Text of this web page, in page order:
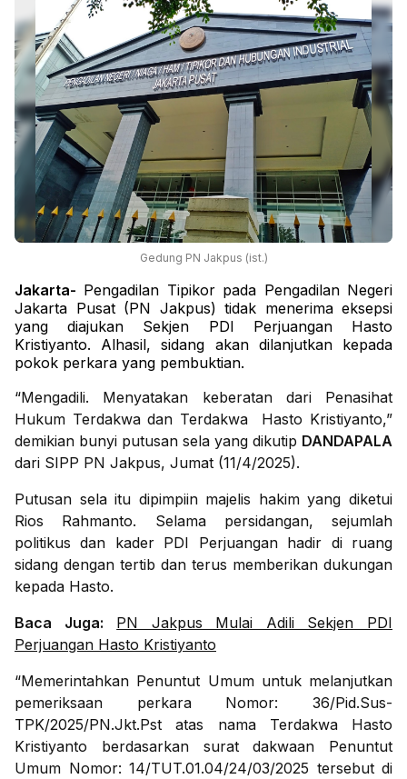
Gedung PN Jakpus (ist.)
Jakarta- Pengadilan Tipikor pada Pengadilan Negeri
Jakarta Pusat (PN Jakpus) tidak menerima eksepsi
yang diajukan Sekjen PDI Perjuangan Hasto
Kristiyanto. Alhasil, sidang akan dilanjutkan kepada
pokok perkara yang pembuktian.
“Mengadili. Menyatakan keberatan dari Penasihat
Hukum Terdakwa dan Terdakwa
Hasto Kristiyanto,”
demikian bunyi putusan sela yang dikutip DANDAPALA
dari SIPP PN Jakpus, Jumat (11/4/2025).
Putusan sela itu dipimpiin majelis hakim yang diketui
Rios Rahmanto. Selama persidangan, sejumlah
politikus dan kader PDI Perjuangan hadir di ruang
sidang dengan tertib dan terus memberikan dukungan
kepada Hasto.
Baca Juga:
PN Jakpus Mulai Adili Sekjen PDI
Perjuangan Hasto Kristiyanto
“Memerintahkan Penuntut Umum untuk melanjutkan
pemeriksaan perkara Nomor: 36/Pid.Sus-
TPK/2025/PN.Jkt.Pst atas nama Terdakwa Hasto
Kristiyanto berdasarkan surat dakwaan Penuntut
Umum Nomor: 14/TUT.01.04/24/03/2025 tersebut di